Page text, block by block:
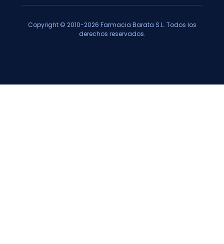
Copyright © 2010-2026 Farmacia Barata S.L. Todos los
derechos reservados.